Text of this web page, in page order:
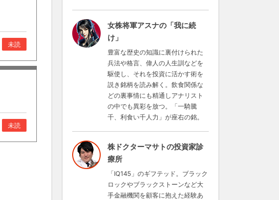
未読
未読
女株将軍アスナの「我に続
け」
豊富な歴史の知識に裏付けられた
兵法や格言、偉人の人生訓などを
駆使し、それを投資に活かす術を
説き銘柄を読み解く。飲食関係な
どの裏事情にも精通しアナリスト
の中でも異彩を放つ。「一騎騰
千、利食い千人力」が座右の銘。
株ドクターマサトの投資家診
療所
「IQ145」のギフテッド。ブラック
ロックやブラックストーンなど大
手金融機関を顧客に抱えた経験あ